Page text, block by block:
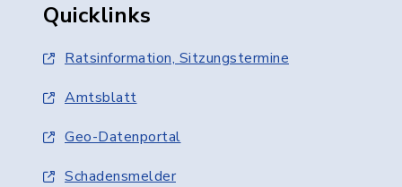
Quicklinks
Ratsinformation, Sitzungstermine
Amtsblatt
Geo-Datenportal
Schadensmelder